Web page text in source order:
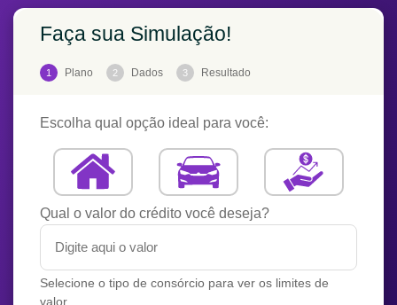
Faça sua Simulação!
1 Plano 2 Dados 3 Resultado
Escolha qual opção ideal para você:
Qual o valor do crédito você deseja?
Selecione o tipo de consórcio para ver os limites de
valor.